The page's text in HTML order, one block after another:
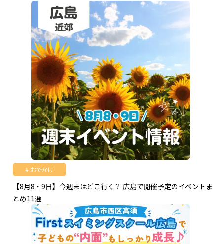
おでかけ
【8月8・9日】今週末はどこ行く？ 広島で開催予定のイベントま
とめ11選